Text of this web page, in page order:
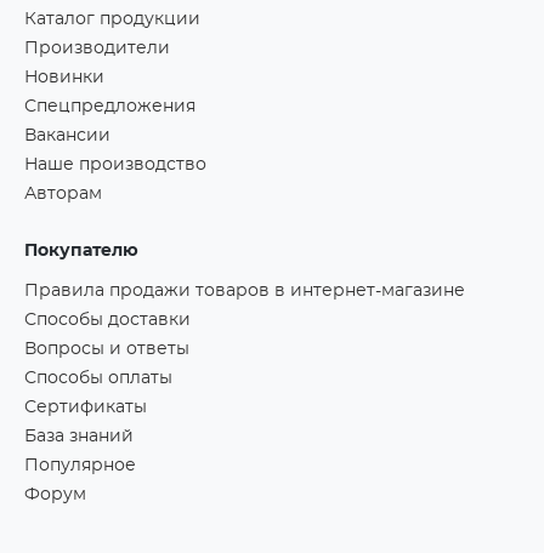
Каталог продукции
Производители
Новинки
Спецпредложения
Вакансии
Наше производство
Авторам
Покупателю
Правила продажи товаров в интернет-магазине
Способы доставки
Вопросы и ответы
Способы оплаты
Сертификаты
База знаний
Популярное
Форум